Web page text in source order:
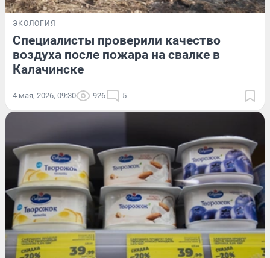
ЭКОЛОГИЯ
Специалисты проверили качество
воздуха после пожара на свалке в
Калачинске
4 мая, 2026, 09:30 926 5